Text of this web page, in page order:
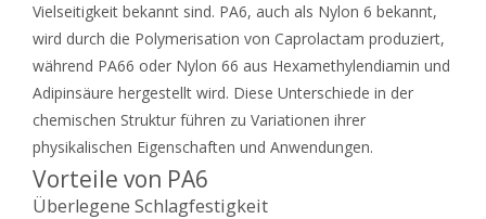
Vielseitigkeit bekannt sind. PA6, auch als Nylon 6 bekannt,
wird durch die Polymerisation von Caprolactam produziert,
während PA66 oder Nylon 66 aus Hexamethylendiamin und
Adipinsäure hergestellt wird. Diese Unterschiede in der
chemischen Struktur führen zu Variationen ihrer
physikalischen Eigenschaften und Anwendungen.
Vorteile von PA6
Überlegene Schlagfestigkeit